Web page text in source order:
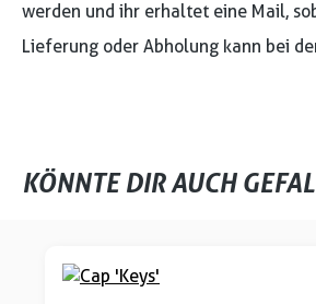
werden und ihr erhaltet eine Mail,
Lieferung oder Abholung kann bei
KÖNNTE DIR AUCH